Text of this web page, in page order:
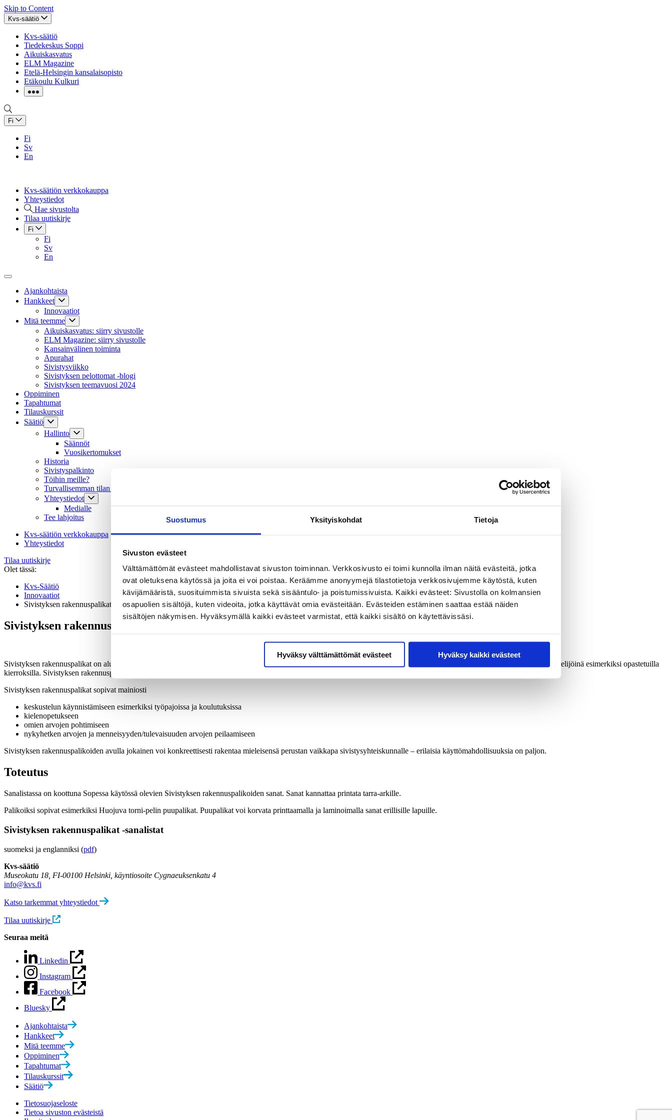
Suostumus Yksityiskohdat Tietoja
Sivuston evästeet
Välttämättömät evästeet mahdollistavat sivuston toiminnan. Verkkosivusto ei toimi kunnolla ilman näitä evästeitä, jotka
ovat oletuksena käytössä ja joita ei voi poistaa. Keräämme anonyymejä tilastotietoja verkkosivujemme käytöstä, kuten
kävijämääristä, suosituimmista sivuista sekä sisääntulo- ja poistumissivuista. Kaikki evästeet: Sivustolla on kolmansien
osapuolien sisältöjä, kuten videoita, jotka käyttävät omia evästeitään. Evästeiden estäminen saattaa estää näiden
sisältöjen näkymisen. Hyväksymällä kaikki evästeet varmistat, että kaikki sisältö on käytettävissäsi.
Hyväksy välttämättömät evästeet Hyväksy kaikki evästeet
Skip to Content
Kvs-säätiö
Kvs-säätiö
Tiedekeskus Soppi
Aikuiskasvatus
ELM Magazine
Etelä-Helsingin kansalaisopisto
Etäkoulu Kulkuri
Fi
Fi
Sv
En
Kvs-säätiön verkkokauppa
Yhteystiedot
Hae sivustolta
Tilaa uutiskirje
Fi
Fi
Sv
En
Ajankohtaista
Hankkeet
Innovaatiot
Mitä teemme
Aikuiskasvatus: siirry sivustolle
ELM Magazine: siirry sivustolle
Kansainvälinen toiminta
Apurahat
Sivistysviikko
Sivistyksen pelottomat -blogi
Sivistyksen teemavuosi 2024
Oppiminen
Tapahtumat
Tilauskurssit
Säätiö
Hallinto
Säännöt
Vuosikertomukset
Historia
Sivistyspalkinto
Töihin meille?
Turvallisemman tilan periaatteet
Yhteystiedot
Medialle
Tee lahjoitus
Kvs-säätiön verkkokauppa
Yhteystiedot
Tilaa uutiskirje
Olet tässä:
Kvs-Säätiö
Innovaatiot
Sivistyksen rakennuspalikat
Sivistyksen rakennuspalikat
Sivistyksen rakennuspalikat on alun perin suunniteltu ja toteutettu Sivistyksen ja oppimisen tiedekeskus Soppea
varten. Rakennuspalikoita on käytetty Sopessa keskustelun herättelijöinä esimerkiksi opastetuilla
kierroksilla. Sivistyksen rakennuspalikat ovat alusta asti olleet erittäin suosittua sisältöä Sopessa.
Sivistyksen rakennuspalikat sopivat mainiosti
keskustelun käynnistämiseen esimerkiksi työpajoissa ja koulutuksissa
kielenopetukseen
omien arvojen pohtimiseen
nykyhetken arvojen ja menneisyyden/tulevaisuuden arvojen peilaamiseen
Sivistyksen rakennuspalikoiden avulla jokainen voi konkreettisesti rakentaa mieleisensä perustan vaikkapa sivistysyhteiskunnalle – erilaisia käyttömahdollisuuksia on paljon.
Toteutus
Sanalistassa on koottuna Sopessa käytössä olevien Sivistyksen rakennuspalikoiden sanat. Sanat kannattaa printata tarra-arkille.
Palikoiksi sopivat esimerkiksi Huojuva torni-pelin puupalikat. Puupalikat voi korvata printtaamalla ja laminoimalla sanat erillisille lapuille.
Sivistyksen rakennuspalikat -sanalistat
suomeksi ja englanniksi (pdf)
Kvs-säätiö
Museokatu 18, FI-00100 Helsinki, käyntiosoite Cygnaeuksenkatu 4
info@kvs.fi
Katso tarkemmat yhteystiedot
Tilaa uutiskirje
Seuraa meitä
Linkedin
Instagram
Facebook
Bluesky
Ajankohtaista
Hankkeet
Mitä teemme
Oppiminen
Tapahtumat
Tilauskurssit
Säätiö
Tietosuojaseloste
Tietoa sivuston evästeistä